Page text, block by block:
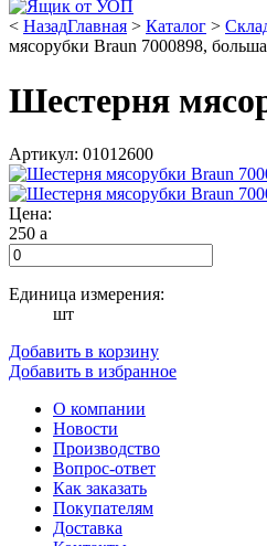
< НазадГлавная > Каталог >
мясорубки Braun 7000898,
Шестерня
Артикул: 01012600
Цена:
250 a
Единица измерения:
шт
Добавить в корзину
Добавить в избранное
О компании
Новости
Производство
Вопрос-ответ
Как заказать
Покупателям
Доставка